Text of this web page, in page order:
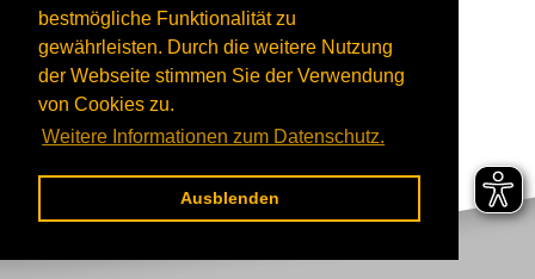
bestmögliche Funktionalität zu
gewährleisten. Durch die weitere Nutzung
der Webseite stimmen Sie der Verwendung
von Cookies zu.
Weitere Informationen zum Datenschutz.
Ausblenden
Suche Sitemap Datenschutz